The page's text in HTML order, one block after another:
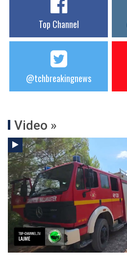
Top Channel
@tchbreakingnews
Video »